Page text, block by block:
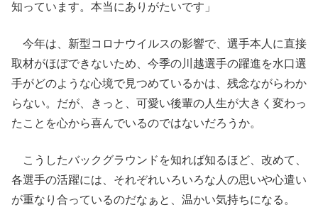
知っています。本当にありがたいです」
今年は、新型コロナウイルスの影響で、選手本人に直接
取材がほぼできないため、今季の川越選手の躍進を水口選
手がどのような心境で見つめているかは、残念ながらわか
らない。だが、きっと、可愛い後輩の人生が大きく変わっ
たことを心から喜んでいるのではないだろうか。
こうしたバックグラウンドを知れば知るほど、改めて、
各選手の活躍には、それぞれいろいろな人の思いや心遣い
が重なり合っているのだなぁと、温かい気持ちになる。